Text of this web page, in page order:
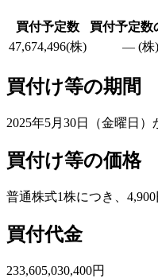
買付予定数 買付予定数
47,674,496(株)
― (株)
買付け等の期間
2025年5月30日（金曜日）
買付け等の価格
普通株式1株につき、4,900
買付代金
233,605,030,400円